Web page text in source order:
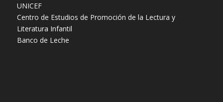
UNICEF
Centro de Estudios de Promoción de la Lectura y
Literatura Infantil
Banco de Leche